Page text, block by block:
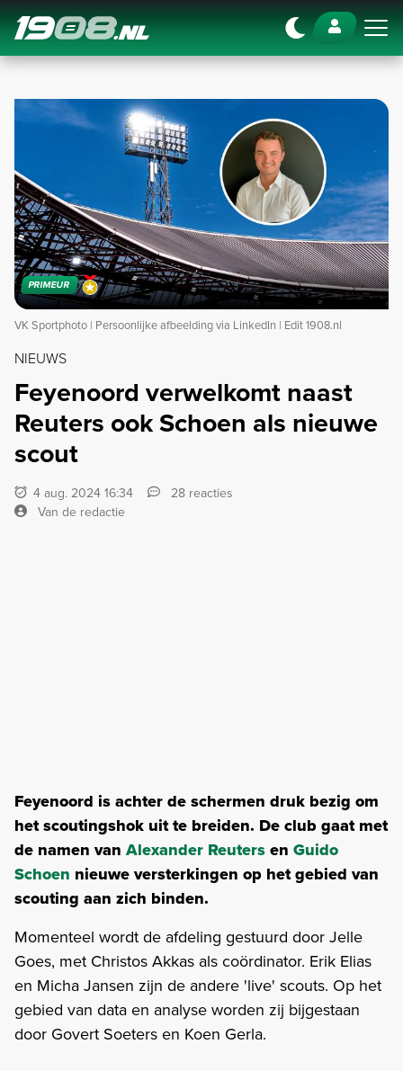
Navigation
PRIMEUR
VK Sportphoto | Persoonlijke afbeelding via LinkedIn | Edit 1908.nl
NIEUWS
Feyenoord verwelkomt naast
Reuters ook Schoen als nieuwe
scout
4 aug. 2024 16:34
28 reacties
Van de redactie
Feyenoord is achter de schermen druk bezig om
het scoutingshok uit te breiden. De club gaat met
de namen van Alexander Reutersen Guido
Schoen nieuwe versterkingen op het gebied van
scouting aan zich binden.
Momenteel wordt de afdeling gestuurd door Jelle
Goes, met Christos Akkas als coördinator. Erik Elias
en Micha Jansen zijn de andere 'live' scouts. Op het
gebied van data en analyse worden zij bijgestaan
door Govert Soeters en Koen Gerla.